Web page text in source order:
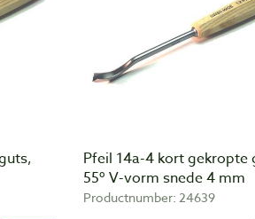
Pfeil 14a-4 kort gekropte
55º V-vorm snede 4 mm
Productnumber: 24639